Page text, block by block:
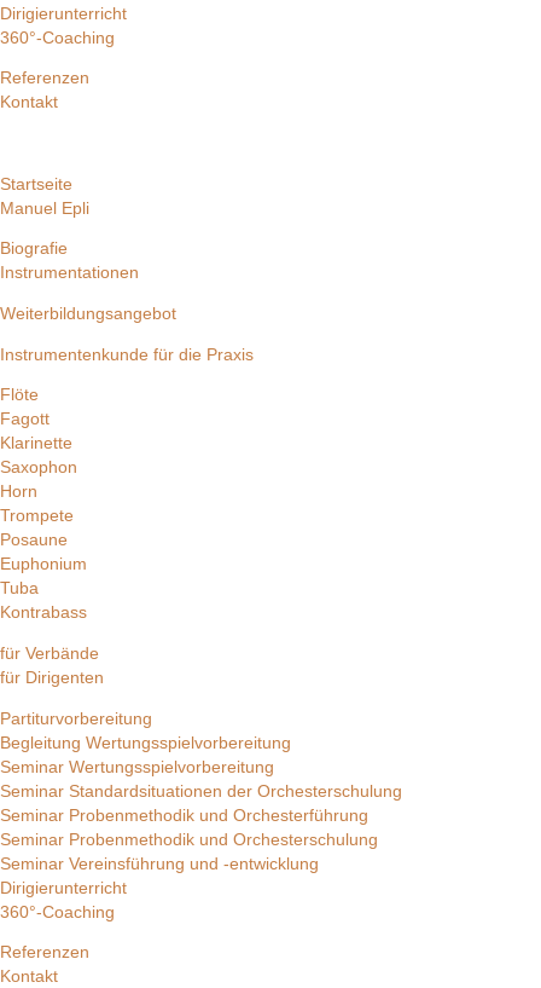
Dirigierunterricht
360°-Coaching
Referenzen
Kontakt
Startseite
Manuel Epli
Biografie
Instrumentationen
Weiterbildungsangebot
Instrumentenkunde für die Praxis
Flöte
Fagott
Klarinette
Saxophon
Horn
Trompete
Posaune
Euphonium
Tuba
Kontrabass
für Verbände
für Dirigenten
Partiturvorbereitung
Begleitung Wertungsspielvorbereitung
Seminar Wertungsspielvorbereitung
Seminar Standardsituationen der Orchesterschulung
Seminar Probenmethodik und Orchesterführung
Seminar Probenmethodik und Orchesterschulung
Seminar Vereinsführung und -entwicklung
Dirigierunterricht
360°-Coaching
Referenzen
Kontakt